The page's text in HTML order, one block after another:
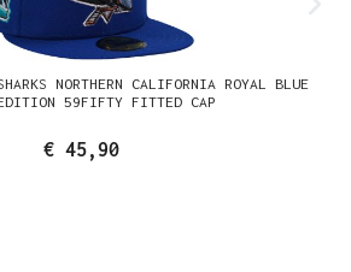
NORTHERN CALIFORNIA ROYAL BLUE
59FIFTY FITTED CAP
€ 45,90